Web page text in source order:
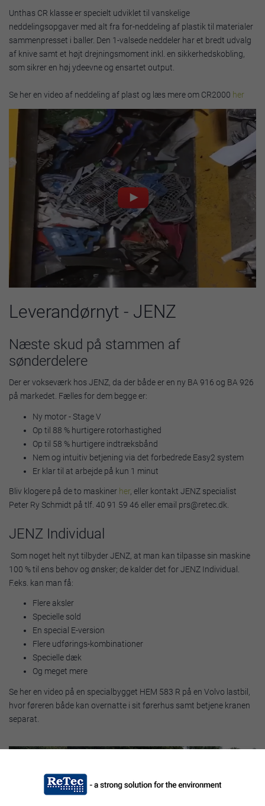
Unthas CR klasse er specielt udviklet til vanskelige
neddelingsopgaver med alt fra for-neddeling af plastik til materialer
sammenpresset i baller. Den 1-valsede neddeler har et bredt udvalg
af knive samt et højt drejningsmoment inkl. en sikkerhedskobling,
som sikrer en høj ydeevne og ensartet output.
Se her en video af neddeling af plast og læs mere om CR2000 her
Leverandørnyt - JENZ
Næste skud på stammen af
sønderdelere
Der er vokseværk hos JENZ, da der både er en ny BA 916 og BA 926
på markedet. Fælles for dem begge er:
Ny motor - Stage V
Op til 88 % hurtigere rotorhastighed
Op til 58 % hurtigere indtræksbånd
Nem og intuitiv betjening via det forbedrede Easy2 system
Er klar til at arbejde på kun 1 minut
Bliv klogere på de to maskiner her, eller kontakt JENZ specialist
Peter Ry Schmidt på tlf. 40 91 59 46 eller email prs@retec.dk.
JENZ Individual
Som noget helt nyt tilbyder JENZ, at man kan tilpasse sin maskine
100 % til ens behov og ønsker; de kalder det for JENZ Individual.
F.eks. kan man få:
Flere aksler
Specielle sold
En special E-version
Flere udførings-kombinationer
Specielle dæk
Og meget mere
Se her en video på en specialbygget HEM 583 R på en Volvo lastbil,
hvor føreren både kan overnatte i sit førerhus samt betjene kranen
separat.